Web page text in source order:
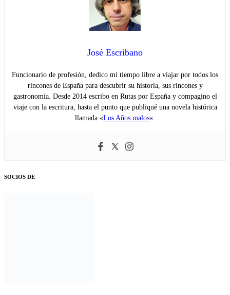
José Escribano
Funcionario de profesión, dedico mi tiempo libre a viajar por todos los
rincones de España para descubrir su historia, sus rincones y
gastronomía. Desde 2014 escribo en Rutas por España y compagino el
viaje con la escritura, hasta el punto que publiqué una novela histórica
llamada «Los Años malos«.
SOCIOS DE